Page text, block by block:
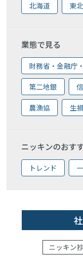
北海道 東北
業態で見る
財務省・金融庁
第二地銀
農漁協 生
ニッキンのおす
トレンド
ニッキン抄